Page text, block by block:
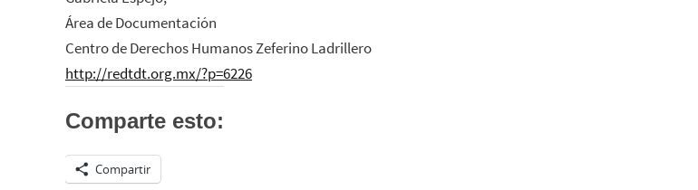
Área de Documentación
Centro de Derechos Humanos Zeferino Ladrillero
http://redtdt.org.mx/?p=6226
Comparte esto:
Compartir